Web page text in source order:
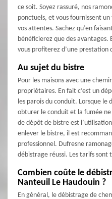
ce soit. Soyez rassuré, nos
ponctuels, et vous fournissent
vos attentes. Sachez qu’en
bénéficierez que des
vous profiterez d’une prestation
Au sujet du bistre
Pour les maisons avec une
propriétaires. En fait c’est un
les parois du conduit. Lorsque
obturer le conduit et la fumée ne
de dépôt de bistre est
enlever le bistre, il est
professionnel. Dufresne
débistrage réussi. Les tarifs
Combien coûte le
Nanteuil Le Haudouin ?
En général, le débistrage de